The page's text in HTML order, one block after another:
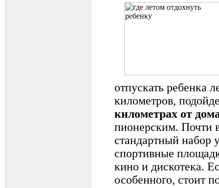
отпускать ребенка
километров,
километрах от
пионерским. Почти
стандартный набор
спортивные
кино и дискотека.
особенного, стоит